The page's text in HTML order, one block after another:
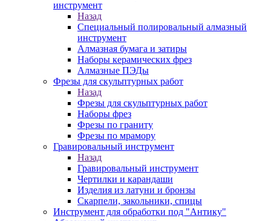
инструмент
Назад
Специальный полировальный алмазный
инструмент
Алмазная бумага и затиры
Наборы керамических фрез
Алмазные ПЭДы
Фрезы для скульптурных работ
Назад
Фрезы для скульптурных работ
Наборы фрез
Фрезы по граниту
Фрезы по мрамору
Гравировальный инструмент
Назад
Гравировальный инструмент
Чертилки и карандаши
Изделия из латуни и бронзы
Скарпели, закольники, спицы
Инструмент для обработки под "Антику"